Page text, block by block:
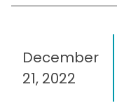
December
21, 2022